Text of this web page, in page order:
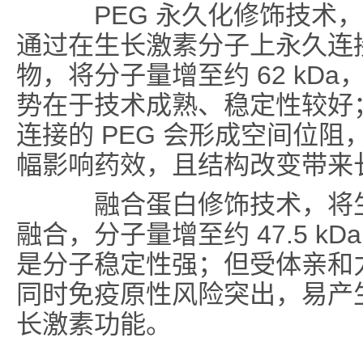
PEG 永久化修饰技术，
通过在生长激素分子上永久
物，将分子量增至约 62 kDa
势在于技术成熟、稳定性较
连接的 PEG 会形成空间位阻
幅影响药效，且结构改变带
融合蛋白修饰技术，将
融合，分子量增至约 47.5
是分子稳定性强；但受体亲
同时免疫原性风险突出，易
长激素功能。